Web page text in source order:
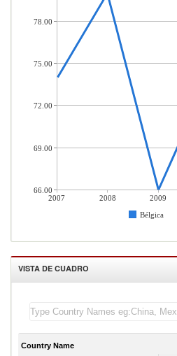
2007 2008 2009
Bélgica
78.00
75.00
72.00
69.00
66.00
VISTA DE CUADRO
Country Name